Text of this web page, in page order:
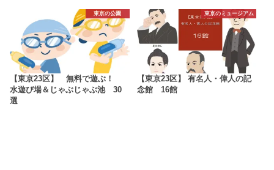
東京の公園
【東京23区】 無料で遊ぶ！
水遊び場＆じゃぶじゃぶ池 30
選
東京のミュージアム
【東京23区】 有名人・偉人の記
念館 16館